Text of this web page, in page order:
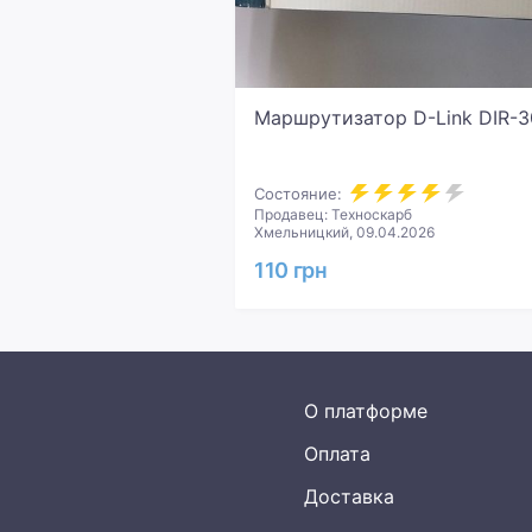
Маршрутизатор D-Link DIR-
Состояние:
Продавец: Техноскарб
Хмельницкий, 09.04.2026
110 грн
О платформе
Оплата
Доставка